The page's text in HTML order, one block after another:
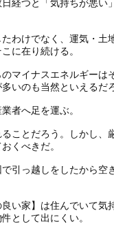
経つと「気持ちが悪
わけでなく、運気・
に在り続ける。
マイナスエネルギー
いのも当然といえるだ
者へ足を運ぶ。
ことだろう。しかし
くべきだ。
引っ越しをしたから
い家】は住んでいて
として出にくい。